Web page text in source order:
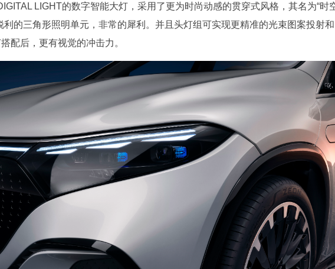
LIGHT的数字智能大灯，采用了更为时尚动感的贯穿式风格，其名为“时
利的三角形照明单元，非常的犀利。并且头灯组可实现更精准的光束图案投射和
配后，更有视觉的冲击力。